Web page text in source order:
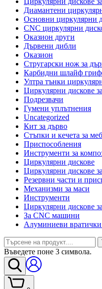
Диамантени
Основни циркулярни
CNC циркулярни
Оказион други
Дървени дибли
Оказион
Стругарски нож за
Карбидни шлайф
Ултра тънки
Циркулярни дискове
Подрезвачи
Гумени уплътнения
Uncategorized
Кит за дърво
Стъпки и кечета за
Приспособления
Инструменти за
Циркулярни дискове
Циркулярни дискове
Резервни части и
Механизми за маси
Инструменти
Циркулярни дискове
За CNC машини
Алуминиеви вратички
Въведете поне 3 символа.